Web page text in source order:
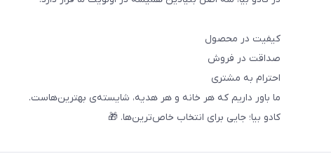
کیفیت در محصول
صداقت در فروش
احترام به مشتری
ما باور داریم که هر خانه و هر هدیه، شایسته‌ی بهترین‌هاست.
کادو بیا؛ جایی برای انتخاب خاص‌ترین‌ها. 🎁